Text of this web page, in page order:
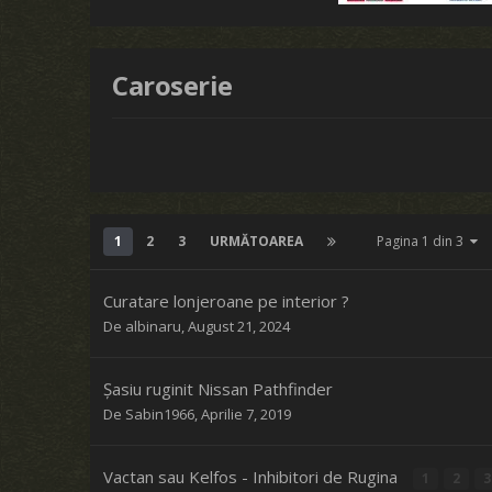
Caroserie
1 2 3 URMĂTOAREA Pagina 1 din 3
Curatare lonjeroane pe interior ?
De albinaru,August 21, 2024
Șasiu ruginit Nissan Pathfinder
De Sabin1966,Aprilie 7, 2019
Vactan sau Kelfos - Inhibitori de Rugina